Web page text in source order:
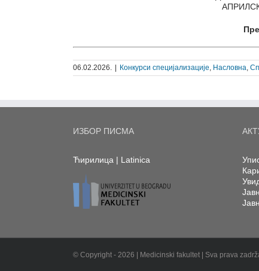
06.02.2026. Конкурси специјализације, Насловна,
ИЗБОР ПИСМА
Ћирилица | Latinica
© Copyright - 2026 | Medicinski fakultet | Sva prava